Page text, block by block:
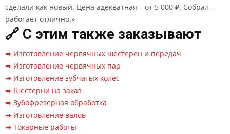
сделали как новый. Цена адекватная – от 5 000 ₽. Собрал –
работает отлично.»
🔗 С этим также заказывают
➡ Изготовление червячных шестерен и передач
➡ Изготовление червячных пар
➡ Изготовление зубчатых колёс
➡ Шестерни на заказ
➡ Зубофрезерная обработка
➡ Изготовление валов
➡ Токарные работы